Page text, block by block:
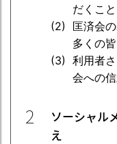
だくこと
匡済会
多くの
利用者
会への
2
ソーシャル
え